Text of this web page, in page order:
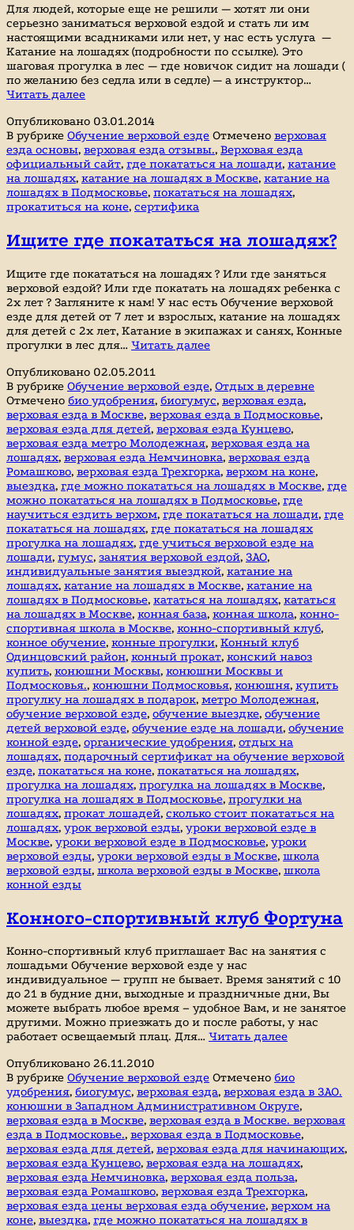
Для людей, которые еще не решили — хотят ли они
серьезно заниматься верховой ездой и стать ли им
настоящими всадниками или нет, у нас есть услуга —
Катание на лошадях (подробности по ссылке). Это
шаговая прогулка в лес — где новичок сидит на лошади (
по желанию без седла или в седле) — а инструктор…
Читать далееКатание
лошадях,
покататься
на
лошадях
Опубликовано 03.01.2014
В рубрике Обучение верховой езде Отмечено верховая
езда основы, верховая езда отзывы., Верховая езда
официальный сайт, где покататься на лошади, катание
на лошадях, катание на лошадях в Москве, катание на
лошадях в Подмосковье, покататься на лошадях,
прокатиться на коне, сертифика
Ищите где покататься на лошадях?
Ищите где покататься на лошадях ? Или где заняться
верховой ездой? Или где покатать на лошадях ребенка с
2х лет ? Загляните к нам! У нас есть Обучение верховой
езде для детей от 7 лет и взрослых, катание на лошадях
для детей с 2х лет, Катание в экипажах и санях, Конные
прогулки в лес для… Читать далееИщите
на
лошадях?
Опубликовано 02.05.2011
В рубрике Обучение верховой езде, Отдых в деревне
Отмечено био удобрения, биогумус, верховая езда,
верховая езда в Москве, верховая езда в Подмосковье,
верховая езда для детей, верховая езда Кунцево,
верховая езда метро Молодежная, верховая езда на
лошадях, верховая езда Немчиновка, верховая езда
Ромашково, верховая езда Трехгорка, верхом на коне,
выездка, где можно покататься на лошадях в Москве, где
можно покататься на лошадях в Подмосковье, где
научиться ездить верхом, где покататься на лошади, где
покататься на лошадях, где покататься на лошадях
прогулка на лошадях, где учиться верховой езде на
лошади, гумус, занятия верховой ездой, ЗАО,
индивидуальные занятия выездкой, катание на
лошадях, катание на лошадях в Москве, катание на
лошадях в Подмосковье, кататься на лошадях, кататься
на лошадях в Москве, конная база, конная школа, конно-
спортивная школа в Москве, конно-спортивный клуб,
конное обучение, конные прогулки, Конный клуб
Одинцовский район, конный прокат, конский навоз
купить, конюшни Москвы, конюшни Москвы и
Подмосковья., конюшни Подмосковья, конюшня, купить
прогулку на лошадях в подарок, метро Молодежная,
обучение верховой езде, обучение выездке, обучение
детей верховой езде, обучение езде на лошади, обучение
конной езде, органические удобрения, отдых на
лошадях, подарочный сертификат на обучение верховой
езде, покататься на коне, покататься на лошадях,
прогулка на лошадях, прогулка на лошадях в Москве,
прогулка на лошадях в Подмосковье, прогулки на
лошадях, прокат лошадей, сколько стоит покататься на
лошадях, урок верховой езды, уроки верховой езде в
Москве, уроки верховой езде в Подмосковье, уроки
верховой езды, уроки верховой езды в Москве, школа
верховой езды, школа верховой езды в Москве, школа
конной езды
Конного-спортивный клуб Фортуна
Конно-спортивный клуб приглашает Вас на занятия с
лошадьми Обучение верховой езде у нас
индивидуальное — групп не бывает. Время занятий с 10
до 21 в будние дни, выходные и праздничные дни, Вы
можете выбрать любое время – удобное Вам, и не занятое
другими. Можно приезжать до и после работы, у нас
работает освещаемый плац. Для… Читать далееКонного-
Фортуна
Опубликовано 26.11.2010
В рубрике Обучение верховой езде Отмечено био
удобрения, биогумус, верховая езда, верховая езда в ЗАО.
конюшни в Западном Административном Округе,
верховая езда в Москве, верховая езда в Москве. верховая
езда в Подмосковье., верховая езда в Подмосковье,
верховая езда для детей, верховая езда для начинающих,
верховая езда Кунцево, верховая езда на лошадях,
верховая езда Немчиновка, верховая езда польза,
верховая езда Ромашково, верховая езда Трехгорка,
верховая езда цены верховая езда обучение, верхом на
коне, выездка, где можно покататься на лошадях в